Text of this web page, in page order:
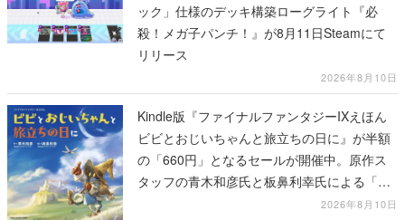
ック」仕様のデッキ構築ローグライト『必
殺！メガ子パンチ！』が8月11日Steamにて
リリース
2026年8月10日
Kindle版『ファイナルファンタジーIXえほん
ビビとおじいちゃんと旅立ちの日に』が半額
の「660円」となるセールが開催中。原作ス
タッフの青木和彦氏と板鼻利幸氏による「ビ
2026年8月10日